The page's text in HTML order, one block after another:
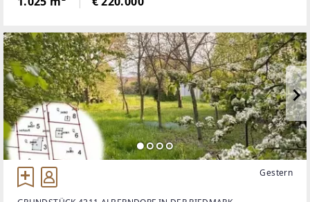
ideale Form für die Bebauung und überzeugt durch
Gestern